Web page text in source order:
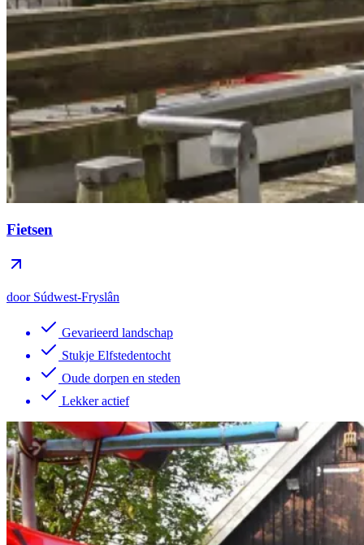
Fietsen
door Súdwest-Fryslân
Gevarieerd landschap
Stukje Elfstedentocht
Oude dorpen en steden
Lekker actief